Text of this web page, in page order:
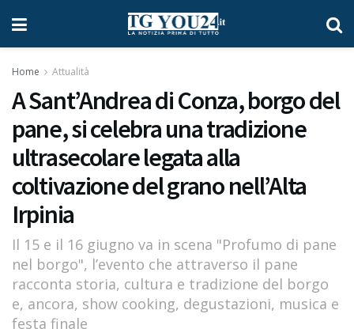
Home Attualità
A Sant’Andrea di Conza, borgo del
pane, si celebra una tradizione
ultrasecolare legata alla
coltivazione del grano nell’Alta
Irpinia
Il 15 e il 16 giugno va in scena "Profumo di pane
nel borgo", l’evento che attraverso il pane
racconta storia, cultura e tradizione del borgo
e, ancora, show cooking, degustazioni, musica e
festa finale